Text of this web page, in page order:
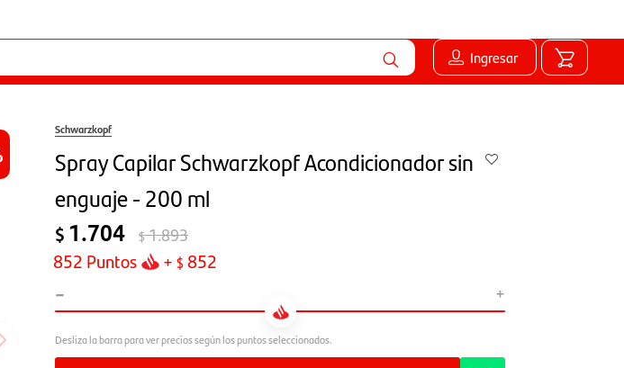
Ingresar
Schwarzkopf
Spray Capilar Schwarzkopf Acondicionador sin
enguaje - 200 ml
$ 1.704 $1.893
852 Puntos + $ 852
- +